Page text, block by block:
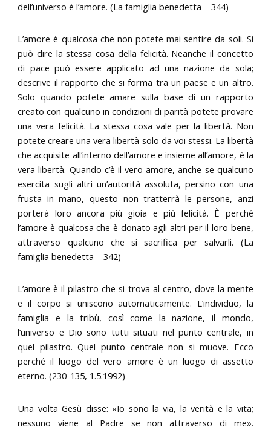
dell’universo è l’amore. (La famiglia benedetta – 344)
L’amore è qualcosa che non potete mai sentire da soli. Si
può dire la stessa cosa della felicità. Neanche il concetto
di pace può essere applicato ad una nazione da sola;
descrive il rapporto che si forma tra un paese e un altro.
Solo quando potete amare sulla base di un rapporto
creato con qualcuno in condizioni di parità potete provare
una vera felicità. La stessa cosa vale per la libertà. Non
potete creare una vera libertà solo da voi stessi. La libertà
che acquisite all’interno dell’amore e insieme all’amore, è la
vera libertà. Quando c’è il vero amore, anche se qualcuno
esercita sugli altri un’autorità assoluta, persino con una
frusta in mano, questo non tratterrà le persone, anzi
porterà loro ancora più gioia e più felicità. È perché
l’amore è qualcosa che è donato agli altri per il loro bene,
attraverso qualcuno che si sacrifica per salvarli. (La
famiglia benedetta – 342)
L’amore è il pilastro che si trova al centro, dove la mente
e il corpo si uniscono automaticamente. L’individuo, la
famiglia e la tribù, così come la nazione, il mondo,
l’universo e Dio sono tutti situati nel punto centrale, in
quel pilastro. Quel punto centrale non si muove. Ecco
perché il luogo del vero amore è un luogo di assetto
eterno. (230-135, 1.5.1992)
Una volta Gesù disse: «Io sono la via, la verità e la vita;
nessuno viene al Padre se non attraverso di me».